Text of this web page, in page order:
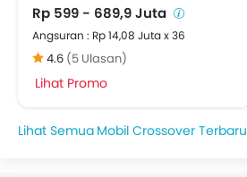
Rp 599 - 689,9 Juta
Angsuran : Rp 14,08 Juta x 36
4.6 (5 Ulasan)
Lihat Promo
Mobil Crossover Terbaru